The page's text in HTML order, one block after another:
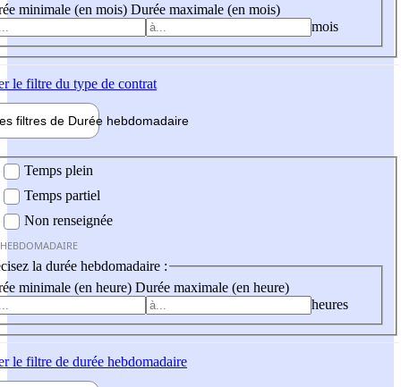
minimale (en mois) Durée maximale (en mois)
mois
le filtre du type de contrat
filtres de Durée hebdomadaire
Temps plein
Temps partiel
Non renseignée
la durée hebdomadaire :
minimale (en heure) Durée maximale (en heure)
heures
le filtre de durée hebdomadaire